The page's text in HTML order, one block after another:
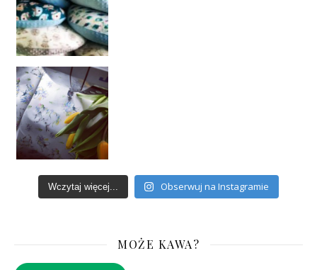
Wczytaj więcej... Obserwuj na Instagramie
MOŻE KAWA?